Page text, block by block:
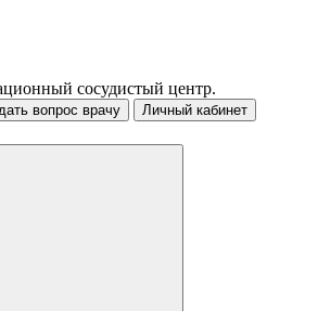
сосудистый центр.
вопрос врачу
Личный кабинет